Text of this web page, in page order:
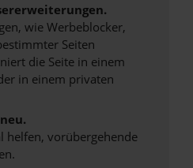
wie Werbeblocker,
Seiten
die Seite in einem
in einem privaten
helfen, vorübergehende